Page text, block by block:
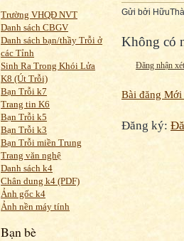
Trường VHQĐ NVT
Danh sách CBGV
Danh sách bạn/thầy Trỗi ở
các Tỉnh
Sinh Ra Trong Khói Lửa
K8 (Út Trỗi)
Bạn Trỗi k7
Trang tin K6
Bạn Trỗi k5
Bạn Trỗi k3
Bạn Trỗi miền Trung
Trang văn nghệ
Danh sách k4
Chân dung k4 (PDF)
Ảnh gốc k4
Ảnh nền máy tính
Bạn bè
Gửi bởi
Không có
Đăng nhận xét
Bài đăng Mới
Đăng ký: